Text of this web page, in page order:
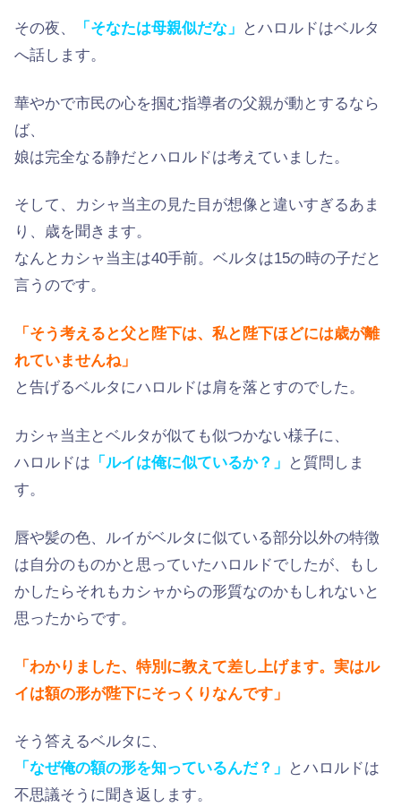
その夜、 「そなたは母親似だな」
とハロルドはベルタ
へ話します。
華やかで市民の心を掴む指導者の父親が動とするなら
ば、
娘は完全なる静だとハロルドは考えていました。
そして、カシャ当主の見た目が想像と違いすぎるあま
り、歳を聞きます。
なんとカシャ当主は40手前。ベルタは15の時の子だと
言うのです。
「そう考えると父と陛下は、私と陛下ほどには歳が離
れていませんね」
と告げるベルタにハロルドは肩を落とすのでした。
カシャ当主とベルタが似ても似つかない様子に、
ハロルドは 「ルイは俺に似ているか？」
と質問しま
す。
唇や髪の色、ルイがベルタに似ている部分以外の特徴
は自分のものかと思っていたハロルドでしたが、もし
かしたらそれもカシャからの形質なのかもしれないと
思ったからです。
「わかりました、特別に教えて差し上げます。実はル
イは額の形が陛下にそっくりなんです」
そう答えるベルタに、
「なぜ俺の額の形を知っているんだ？」
とハロルドは
不思議そうに聞き返します。